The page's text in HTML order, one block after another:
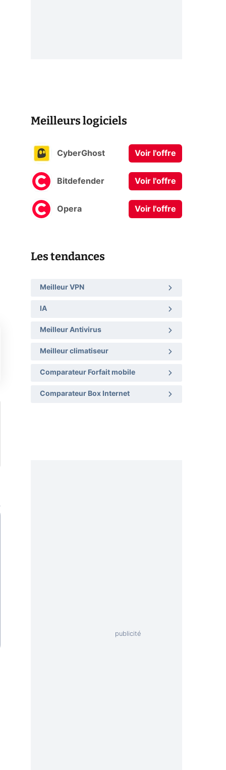
Meilleurs logiciels
CyberGhost Voir l'offre
Bitdefender Voir l'offre
Opera Voir l'offre
Les tendances
Meilleur VPN
IA
Meilleur Antivirus
Meilleur climatiseur
Comparateur Forfait mobile
Comparateur Box Internet